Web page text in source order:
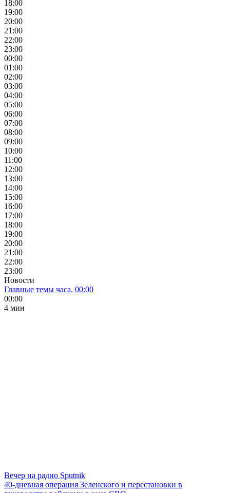
18:00
19:00
20:00
21:00
22:00
23:00
00:00
01:00
02:00
03:00
04:00
05:00
06:00
07:00
08:00
09:00
10:00
11:00
12:00
13:00
14:00
15:00
16:00
17:00
18:00
19:00
20:00
21:00
22:00
23:00
Новости
Главные темы часа. 00:00
00:00
4 мин
Вечер на радио Sputnik
40-дневная операция Зеленского и перестановки в